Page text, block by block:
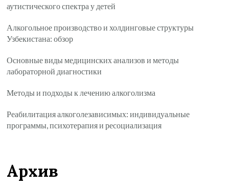
аутистического спектра у детей
Алкогольное производство и холдинговые структуры
Узбекистана: обзор
Основные виды медицинских анализов и методы
лабораторной диагностики
Методы и подходы к лечению алкоголизма
Реабилитация алкоголезависимых: индивидуальные
программы, психотерапия и ресоциализация
Архив